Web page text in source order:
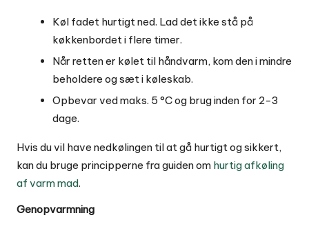
Køl fadet hurtigt ned. Lad det ikke stå på
køkkenbordet i flere timer.
Når retten er kølet til håndvarm, kom den i mindre
beholdere og sæt i køleskab.
Opbevar ved maks. 5 °C og brug inden for 2-3
dage.
Hvis du vil have nedkølingen til at gå hurtigt og sikkert,
kan du bruge principperne fra guiden om hurtig afkøling
af varm mad.
Genopvarmning